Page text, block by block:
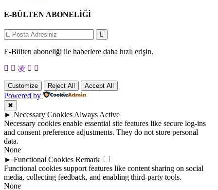
E-BÜLTEN ABONELİĞİ
E-Bülten aboneliği ile haberlere daha hızlı erişin.
Customize Reject All Accept All
Powered by
✖
► Necessary Cookies Always Active
Necessary cookies enable essential site features like secure log-ins
and consent preference adjustments. They do not store personal
data.
None
► Functional Cookies Remark
Functional cookies support features like content sharing on social
media, collecting feedback, and enabling third-party tools.
None